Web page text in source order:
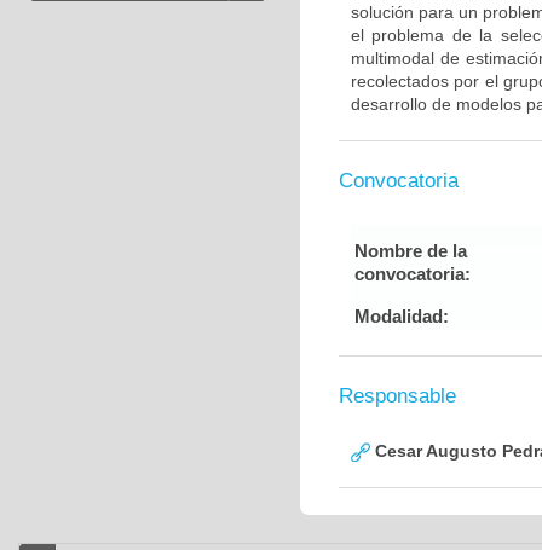
solución para un
el problema de la
multimodal de
recolectados por el
desarrollo de modelos
Convocatoria
Nombre de la
convocatoria:
Modalidad:
Responsable
Cesar Augusto